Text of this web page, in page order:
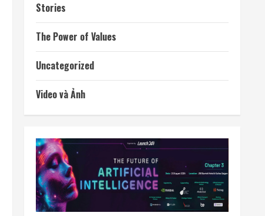
Stories
The Power of Values
Uncategorized
Video và Ảnh